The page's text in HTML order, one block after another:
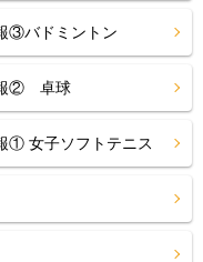
③バドミントン
報② 卓球
① 女子ソフトテニス